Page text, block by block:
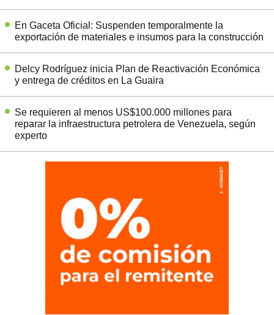
En Gaceta Oficial: Suspenden temporalmente la
exportación de materiales e insumos para la construcción
Delcy Rodríguez inicia Plan de Reactivación Económica
y entrega de créditos en La Guaira
Se requieren al menos US$100.000 millones para
reparar la infraestructura petrolera de Venezuela, según
experto